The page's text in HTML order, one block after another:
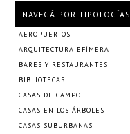
NAVEGÁ POR TIPOLOGÍAS
AEROPUERTOS
ARQUITECTURA EFÍMERA
BARES Y RESTAURANTES
BIBLIOTECAS
CASAS DE CAMPO
CASAS EN LOS ÁRBOLES
CASAS SUBURBANAS